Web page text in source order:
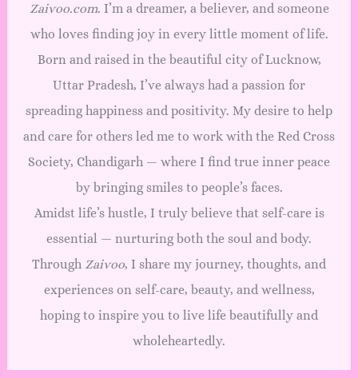
Zaivoo.com. I’m a dreamer, a believer, and someone
who loves finding joy in every little moment of life.
Born and raised in the beautiful city of Lucknow,
Uttar Pradesh, I’ve always had a passion for
spreading happiness and positivity. My desire to help
and care for others led me to work with the Red Cross
Society, Chandigarh — where I find true inner peace
by bringing smiles to people’s faces.
Amidst life’s hustle, I truly believe that self-care is
essential — nurturing both the soul and body.
Through Zaivoo, I share my journey, thoughts, and
experiences on self-care, beauty, and wellness,
hoping to inspire you to live life beautifully and
wholeheartedly.